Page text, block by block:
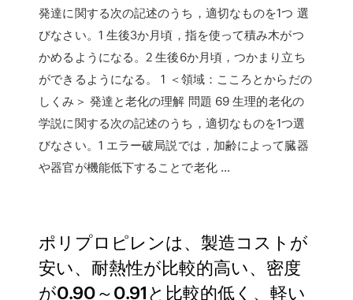
発達に関する次の記述のうち，適切なものを1つ 選
びなさい。1 生後3か月頃，指を使って積み木がつ
かめるようになる。2 生後6か月頃，つかまり立ち
ができるようになる。 1 ＜領域：こころとからだの
しくみ＞ 発達と老化の理解 問題 69 生理的老化の
学説に関する次の記述のうち，適切なものを1つ選
びなさい。1 エラー破局説では，加齢によって臓器
や器官が機能低下することで老化 …
ポリプロピレンは、製造コストが
安い、耐熱性が比較的高い、密度
が0.90～0.91と比較的低く、軽い